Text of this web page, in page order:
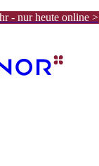
- nur heute online >